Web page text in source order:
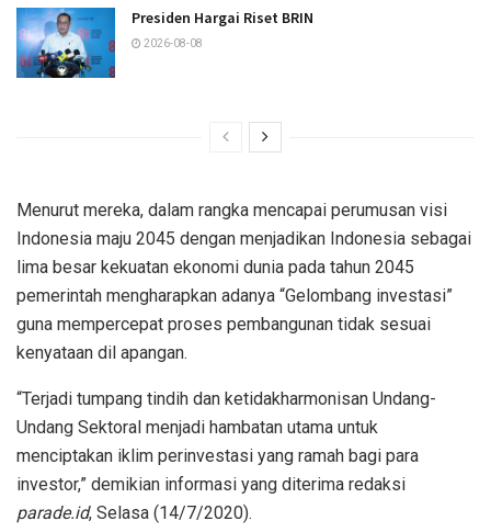
Presiden Hargai Riset BRIN
2026-08-08
Menurut mereka, dalam rangka mencapai perumusan visi
Indonesia maju 2045 dengan menjadikan Indonesia sebagai
lima besar kekuatan ekonomi dunia pada tahun 2045
pemerintah mengharapkan adanya “Gelombang investasi”
guna mempercepat proses pembangunan tidak sesuai
kenyataan dil apangan.
“Terjadi tumpang tindih dan ketidakharmonisan Undang-
Undang Sektoral menjadi hambatan utama untuk
menciptakan iklim perinvestasi yang ramah bagi para
investor,” demikian informasi yang diterima redaksi
parade.id, Selasa (14/7/2020).